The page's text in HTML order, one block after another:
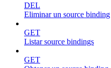
DEL
Eliminar un source binding
GET
Listar source bindings
GET